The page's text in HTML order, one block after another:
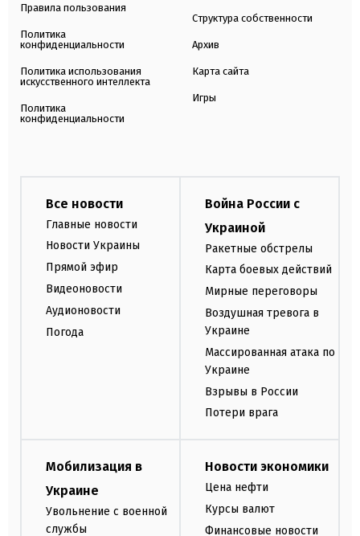
Правила пользования
Политика
конфиденциальности
Политика использования
искусственного интеллекта
Политика
конфиденциальности
Структура собственности
Архив
Карта сайта
Игры
Все новости
Главные новости
Новости Украины
Прямой эфир
Видеоновости
Аудионовости
Погода
Война России с
Украиной
Ракетные обстрелы
Карта боевых действий
Мирные переговоры
Воздушная тревога в
Украине
Массированная атака по
Украине
Взрывы в России
Потери врага
Мобилизация в
Украине
Увольнение с военной
службы
Новости экономики
Цена нефти
Курсы валют
Финансовые новости